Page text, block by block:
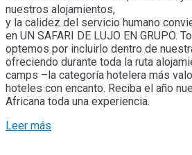
nuestros alojamientos,
y la calidez del servicio humano
en UN SAFARI DE LUJO EN GRUPO.
optemos por incluirlo dentro de
ofreciendo durante toda la ruta
camps –la categoría hotelera más
hoteles con encanto. Reciba el año
Africana toda una experiencia.
Leer más